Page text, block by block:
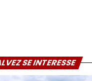
SE INTERESSE